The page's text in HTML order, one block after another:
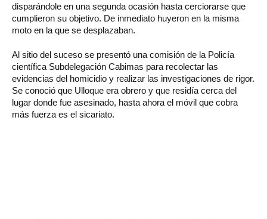
disparándole en una segunda ocasión hasta cerciorarse que
cumplieron su objetivo. De inmediato huyeron en la misma
moto en la que se desplazaban.
Al sitio del suceso se presentó una comisión de la Policía
científica Subdelegación Cabimas para recolectar las
evidencias del homicidio y realizar las investigaciones de rigor.
Se conoció que Ulloque era obrero y que residía cerca del
lugar donde fue asesinado, hasta ahora el móvil que cobra
más fuerza es el sicariato.